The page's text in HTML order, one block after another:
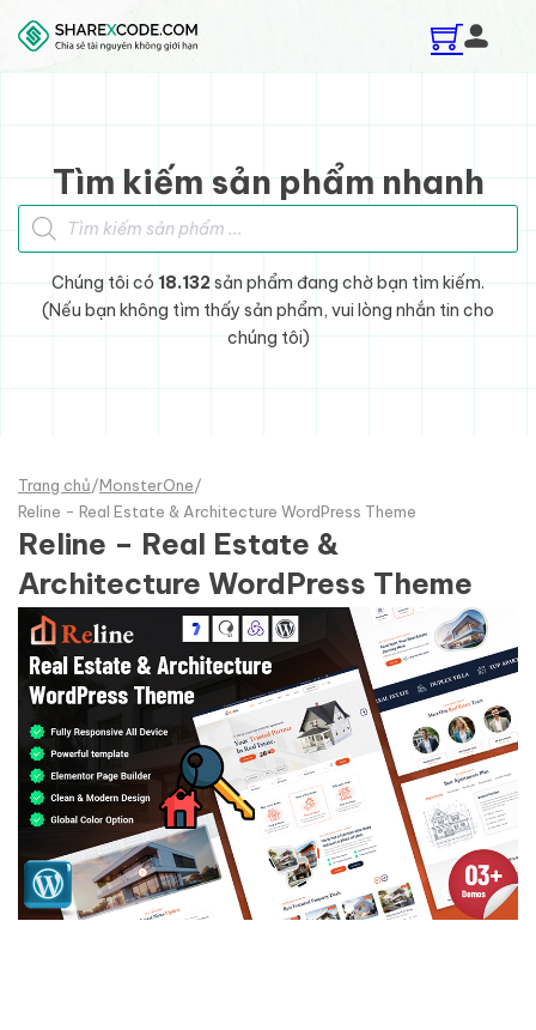
Skip to main content
Skip to footer
Tìm kiếm sản phẩm nhanh
Tìm kiếm sản phẩm
Chúng tôi có 18.132sản phẩm đang chờ bạn tìm kiếm.
(Nếu bạn không tìm thấy sản phẩm, vui lòng nhắn tin cho
chúng tôi)
Trang chủ/MonsterOne/
Reline - Real Estate & Architecture WordPress Theme
Reline – Real Estate &
Architecture WordPress Theme